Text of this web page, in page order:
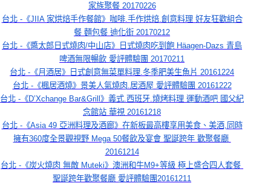
家族聚餐 20170226
台北 -《JIIA 家烘焙手作餐館》咖啡.手作烘焙.創意料理 好友狂歡組合
餐 麵包餐 迪化街 20170212
台北 -《醬太郎日式燒肉/中山店》日式燒肉吃到飽 Häagen-Dazs 青島
啤酒無限暢飲 愛評體驗團 20170211
台北 -《月酒居》日式創意無菜單料理.冬季肥美生魚片 20161224
台北 -《楓居酒燒》景美人氣燒肉.居酒屋 愛評體驗團 20161222
台北 -《D’Xchange Bar&Grill》義式.西班牙.燒烤料理 運動酒吧 國父紀
念館站 華視 20161218
台北 -《Asia 49 亞洲料理及酒廊》在新板最高樓享用美食、美酒,同時
擁有360度全景觀視野 Mega 50餐飲及宴會 聖誕跨年 歡聚餐廳
20161214
台北 -《炭火燒肉 無敵 Muteki》澳洲和牛M9+等級 極上盛合四人套餐
聖誕跨年歡聚餐廳 愛評體驗團20161211